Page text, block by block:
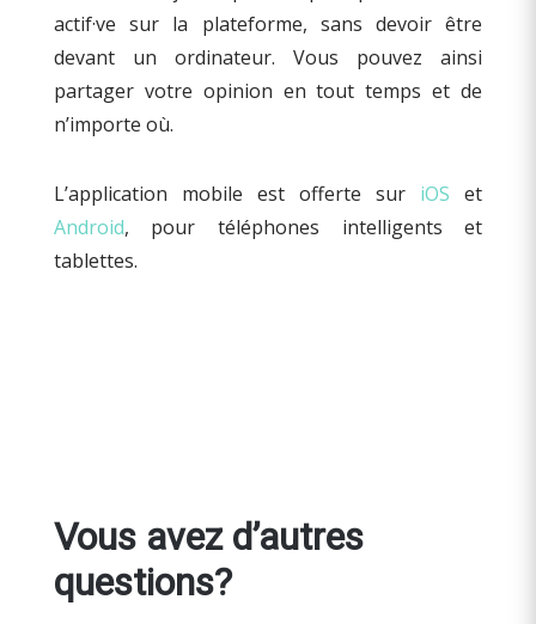
actif·ve sur la plateforme, sans devoir être
devant un ordinateur. Vous pouvez ainsi
partager votre opinion en tout temps et de
n’importe où.
L’application mobile est offerte sur iOS et
Android, pour téléphones intelligents et
tablettes.
Vous avez d’autres
questions?